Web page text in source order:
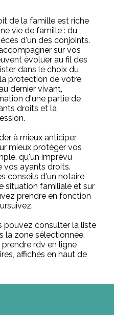
de la famille est riche
vie de famille : du
d'un des conjoints.
sur vos
évoluer au fil des
dans le choix du
protection de votre
dernier vivant,
d'une partie de
droits et la
à mieux anticiper
mieux protéger vos
qu'un imprévu
vos ayants droits.
conseils d'un notaire
situation familiale et sur
prendre en fonction
pouvez consulter la liste
la zone sélectionnée.
rdv en ligne
affichés en haut de